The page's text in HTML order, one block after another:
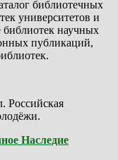
библиотечных
университетов и
библиотек научных
публикаций,
Российская
Наследие